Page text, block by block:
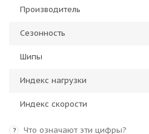
Производитель
Сезонность
Шипы
Индекс нагрузки
Индекс скорости
? Что означают эти цифры?